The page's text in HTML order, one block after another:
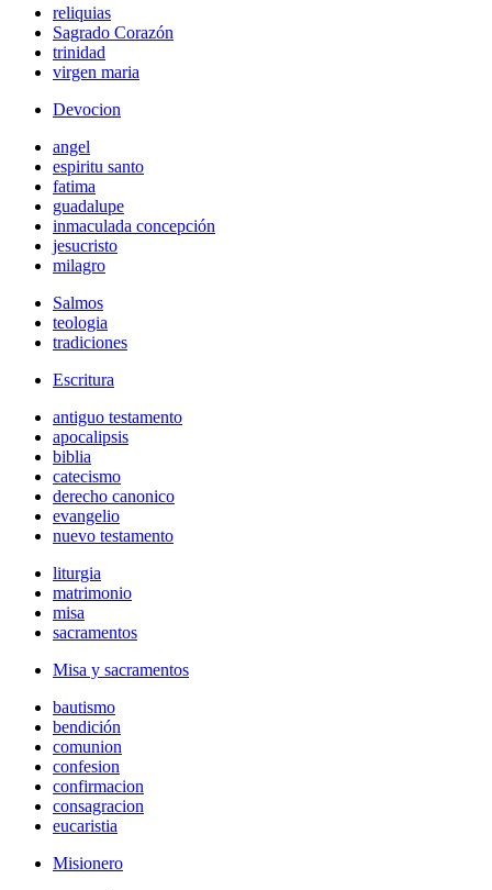
reliquias
Sagrado Corazón
trinidad
virgen maria
Devocion
angel
espiritu santo
fatima
guadalupe
inmaculada concepción
jesucristo
milagro
Salmos
teologia
tradiciones
Escritura
antiguo testamento
apocalipsis
biblia
catecismo
derecho canonico
evangelio
nuevo testamento
liturgia
matrimonio
misa
sacramentos
Misa y sacramentos
bautismo
bendición
comunion
confesion
confirmacion
consagracion
eucaristia
Misionero